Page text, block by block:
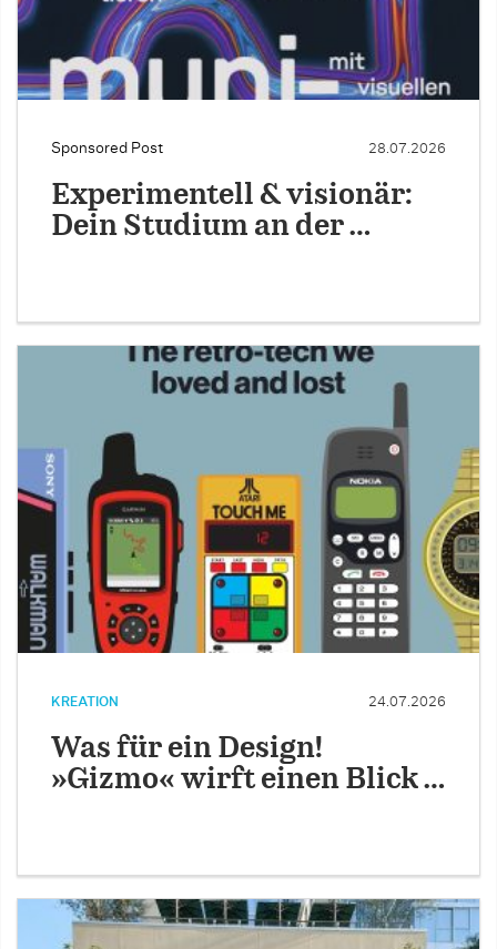
Sponsored Post 28.07.2026
Experimentell & visionär:
Dein Studium an der …
KREATION 24.07.2026
Was für ein Design!
»Gizmo« wirft einen Blick …